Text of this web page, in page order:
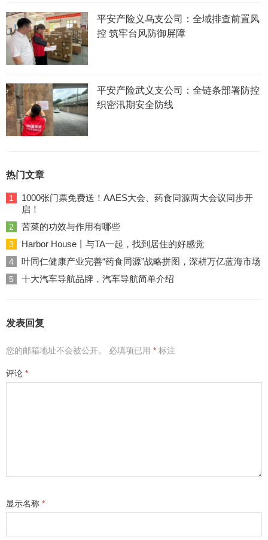
平安产险义乌支公司：全域排查前置风
控 筑牢台风防御屏障
平安产险武义支公司：全链条部署防控
织密汛期安全防线
热门文章
1
1000张门票免费送！AAES大会、药食同源两大会议同步开
启！
2 苦菜的功效与作用有哪些
3 Harbor House丨与TA一起，找到居住的好感觉
4 叶同仁健康产业完善“药食同源”战略拼图，深耕万亿蓝海市场
5 十大汽车导航品牌，汽车导航简单介绍
发表回复
您的邮箱地址不会被公开。 必填项已用 * 标注
评论 *
显示名称 *